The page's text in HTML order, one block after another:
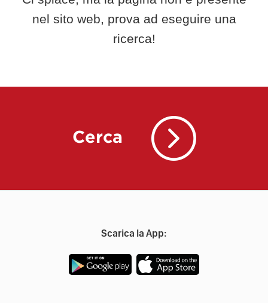
nel sito web, prova ad eseguire una
ricerca!
Cerca
Scarica la App: